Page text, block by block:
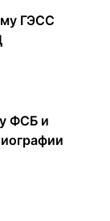
ГЭСС
ФСБ и